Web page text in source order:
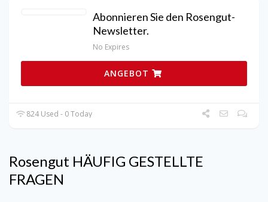
Abonnieren Sie den Rosengut-
Newsletter.
No Expires
ANGEBOT
824 Used - 0 Today
Rosengut HÄUFIG GESTELLTE
FRAGEN